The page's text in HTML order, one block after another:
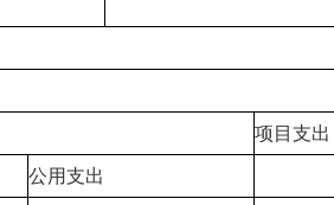
项目支出
公用支出